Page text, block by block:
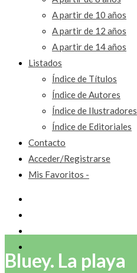
A partir de 10 años
A partir de 12 años
A partir de 14 años
Listados
Índice de Títulos
Índice de Autores
Índice de Ilustradores
Índice de Editoriales
Contacto
Acceder/Registrarse
Mis Favoritos -
Bluey. La playa